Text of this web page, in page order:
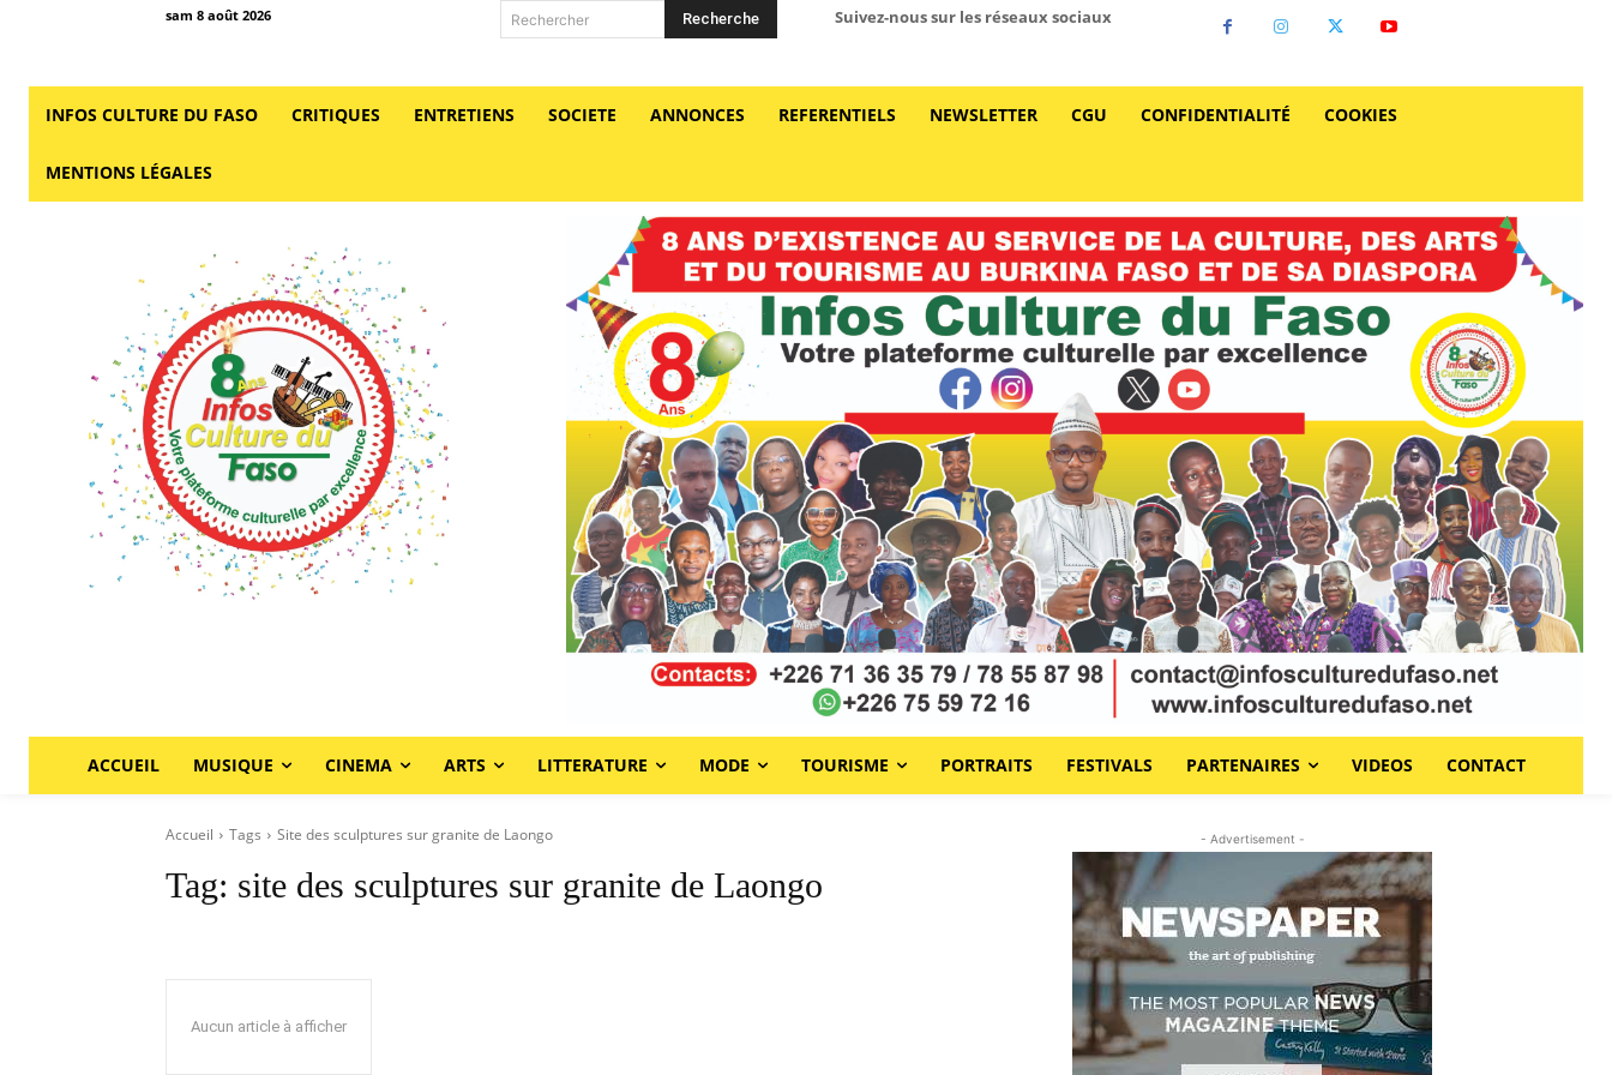
sam 8 août 2026 Rechercher Recherche Suivez-nous sur les réseaux sociaux
INFOS CULTURE DU FASO CRITIQUES ENTRETIENS SOCIETE ANNONCES REFERENTIELS NEWSLETTER CGU CONFIDENTIALITÉ COOKIES
MENTIONS LÉGALES
ACCUEIL MUSIQUE CINEMA ARTS LITTERATURE MODE TOURISME PORTRAITS FESTIVALS PARTENAIRES VIDEOS CONTACT
Accueil Tags Site des sculptures sur granite de Laongo
Tag: site des sculptures sur granite de Laongo
Aucun article à afficher
- Advertisement -